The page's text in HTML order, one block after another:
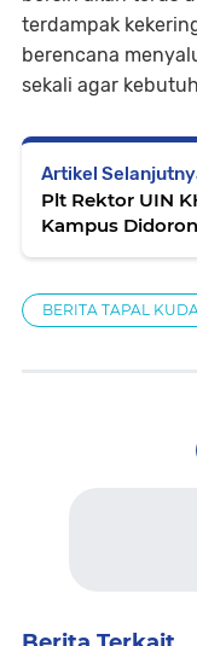
terdampak
berencana
sekali agar
Artikel
Plt Rektor UIN
Kampus
BERITA TAPAL KUDA